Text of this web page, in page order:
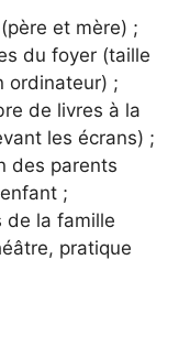
et mère) ;
du foyer (taille
ordinateur) ;
de livres à la
les écrans) ;
des parents
;
de la famille
pratique